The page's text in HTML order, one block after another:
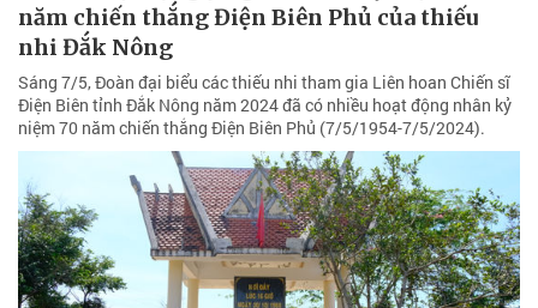
năm chiến thắng Điện Biên Phủ của thiếu
nhi Đắk Nông
Sáng 7/5, Đoàn đại biểu các thiếu nhi tham gia Liên hoan Chiến sĩ
Điện Biên tỉnh Đắk Nông năm 2024 đã có nhiều hoạt động nhân kỷ
niệm 70 năm chiến thắng Điện Biên Phủ (7/5/1954-7/5/2024).